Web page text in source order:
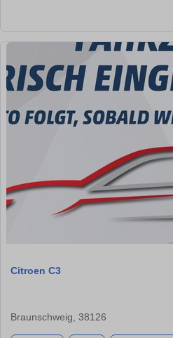
Citroen C3
Braunschweig, 38126